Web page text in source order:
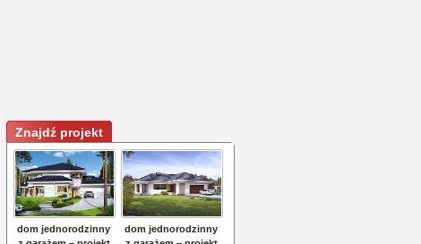
Znajdź projekt